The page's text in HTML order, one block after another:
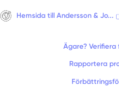
Hemsida till Andersson & Jo...
Ägare?
Rapportera